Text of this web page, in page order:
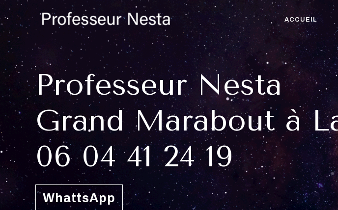
ACCUEIL
Professeur Nesta
Grand Marabout à
06 04 41 24 19
WhattsApp